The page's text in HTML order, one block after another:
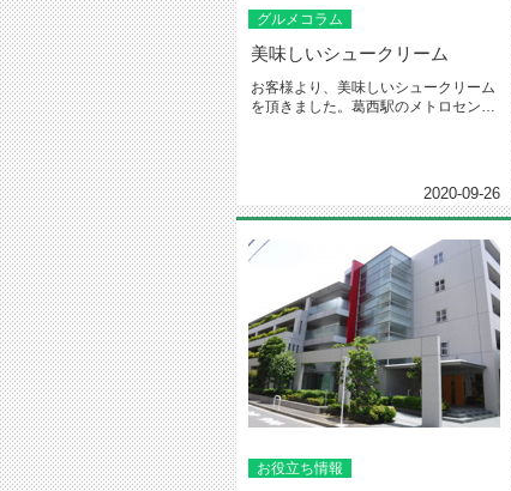
グルメコラム
美味しいシュークリーム
お客様より、美味しいシュークリーム
を頂きました。葛西駅のメトロセンタ
2020-09-26
お役立ち情報